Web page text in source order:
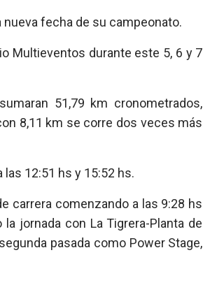
nueva fecha de su campeonato.
Multieventos durante este 5, 6 y 7
51,79 km cronometrados,
8,11 km se corre dos veces más
las 12:51 hs y 15:52 hs.
carrera comenzando a las 9:28 hs
jornada con La Tigrera-Planta de
pasada como Power Stage,